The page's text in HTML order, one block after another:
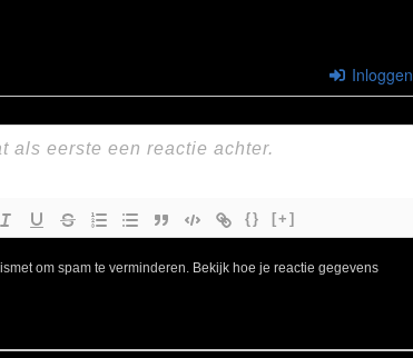
Inloggen
{} [+]
om spam te verminderen. Bekijk hoe je reactie gegevens